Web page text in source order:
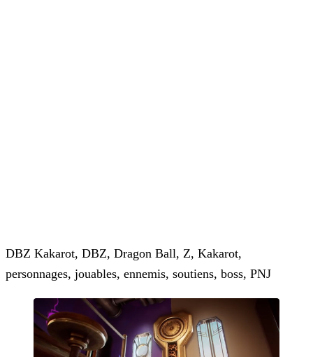
DBZ Kakarot, DBZ, Dragon Ball, Z, Kakarot,
personnages, jouables, ennemis, soutiens, boss, PNJ